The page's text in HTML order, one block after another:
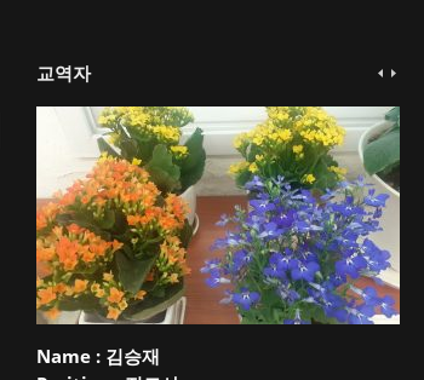
교역자
Name :김승재